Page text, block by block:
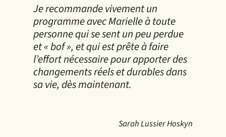
Je recommande vivement un
programme avec Marielle à toute
personne qui se sent un peu perdue
et « bof », et qui est prête à faire
l’effort nécessaire pour apporter des
changements réels et durables dans
sa vie, dès maintenant.
Sarah Lussier Hoskyn